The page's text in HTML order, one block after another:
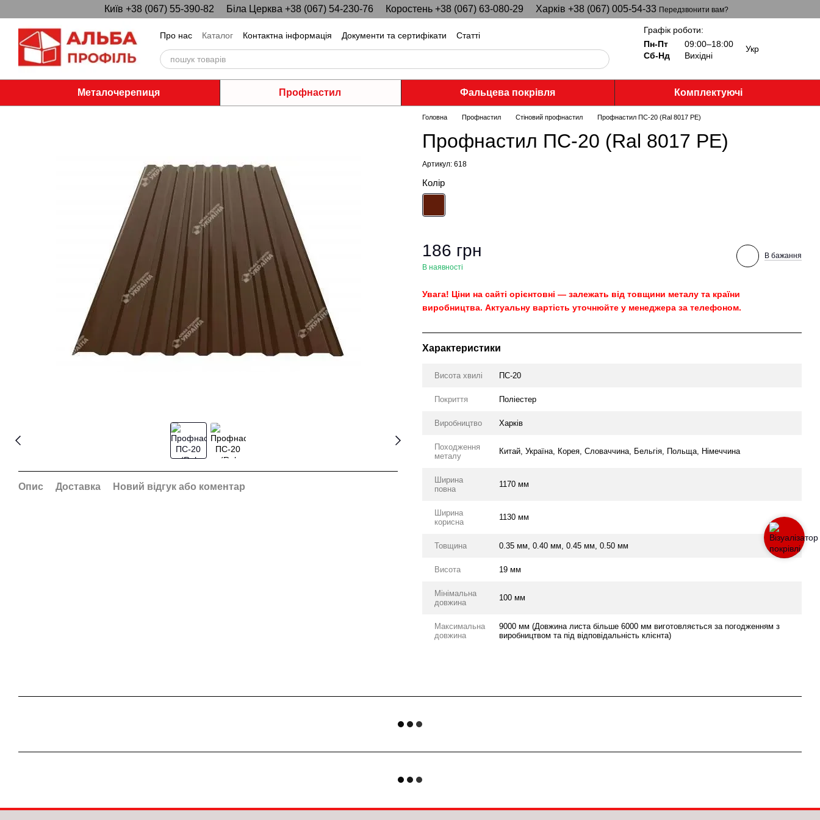
Перейти до основного контентуКиїв +38 (067) 55-390-82 Біла Церква +38 (067) 54-230-76 Коростень +38 (067) 63-080-29 Харків +38 (067) 005-54-33 Передзвонити вам?
Про нас Каталог Контактна інформація Документи та сертифікати Статті
Графік роботи:
Пн-Пт
09:00–18:00
Сб-Нд
Вихідні
Укр
Металочерепиця Профнастил Фальцева покрівля Комплектуючі
Опис Доставка Новий відгук або коментар
Головна Профнастил Стіновий профнастил Профнастил ПС-20 (Ral 8017 PE)
Профнастил ПС-20 (Ral 8017 PE)
Артикул: 618
Колір
186 грн
В наявності
В бажання
Увага! Ціни на сайті орієнтовні — залежать від товщини металу та країни
виробництва. Актуальну вартість уточнюйте у менеджера за телефоном.
Характеристики
Висота хвилі ПС-20
Покриття Поліестер
Виробництво Харків
Походження
металу
Китай, Україна, Корея, Словаччина, Бельгія, Польща, Німеччина
Ширина
повна
1170 мм
Ширина
корисна
1130 мм
Товщина 0.35 мм, 0.40 мм, 0.45 мм, 0.50 мм
Висота 19 мм
Мінімальна
довжина
100 мм
Максимальна
довжина
9000 мм (Довжина листа більше 6000 мм виготовляється за погодженням з
виробництвом та під відповідальність клієнта)